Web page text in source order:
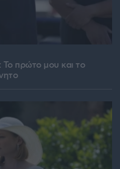
πρώτο μου και το